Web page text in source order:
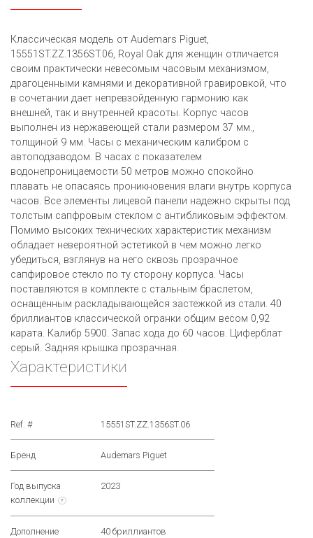
Классическая модель от Audemars Piguet,
15551ST.ZZ.1356ST.06, Royal Oak для женщин отличается
своим практически невесомым часовым механизмом,
драгоценными камнями и декоративной гравировкой, что
в сочетании дает непревзойденную гармонию как
внешней, так и внутренней красоты. Корпус часов
выполнен из нержавеющей стали размером 37 мм.,
толщиной 9 мм. Часы с механическим калибром с
автоподзаводом. В часах с показателем
водонепроницаемости 50 метров можно спокойно
плавать не опасаясь проникновения влаги внутрь корпуса
часов. Все элементы лицевой панели надежно скрыты под
толстым сапфровым стеклом с антибликовым эффектом.
Помимо высоких технических характеристик механизм
обладает невероятной эстетикой в чем можно легко
убедиться, взглянув на него сквозь прозрачное
сапфировое стекло по ту сторону корпуса. Часы
поставляются в комплекте с стальным браслетом,
оснащенным раскладывающейся застежкой из стали. 40
бриллиантов классической огранки общим весом 0,92
карата. Калибр 5900. Запас хода до 60 часов. Циферблат
серый. Задняя крышка прозрачная.
Характеристики
Ref. # 15551ST.ZZ.1356ST.06
Бренд Audemars Piguet
Год выпуска
коллекции
?
2023
Дополнение
40 бриллиантов